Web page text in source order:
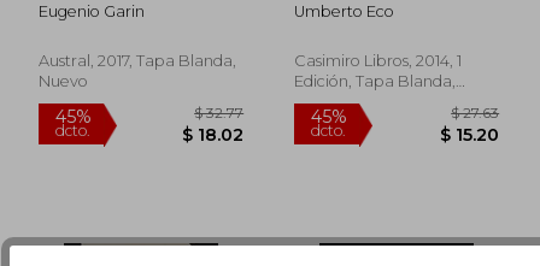
45%
Eugenio Garin
Austral, 2017, Tapa Blanda,
Nuevo
Umberto Eco
Casimiro Libros, 2014, 1
Edición, Tapa Blanda,
Nuevo